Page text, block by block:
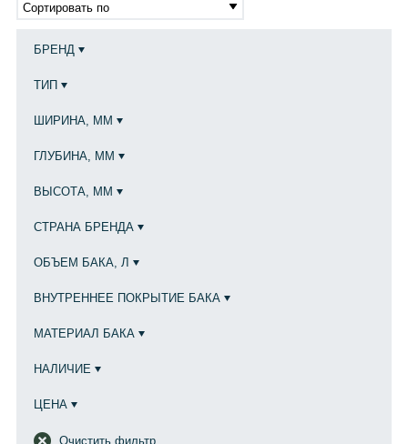
Сортировать по
БРЕНД
ТИП
ШИРИНА, ММ
ГЛУБИНА, ММ
ВЫСОТА, ММ
СТРАНА БРЕНДА
ОБЪЕМ БАКА, Л
ВНУТРЕННЕЕ ПОКРЫТИЕ БАКА
МАТЕРИАЛ БАКА
НАЛИЧИЕ
ЦЕНА
Очистить фильтр